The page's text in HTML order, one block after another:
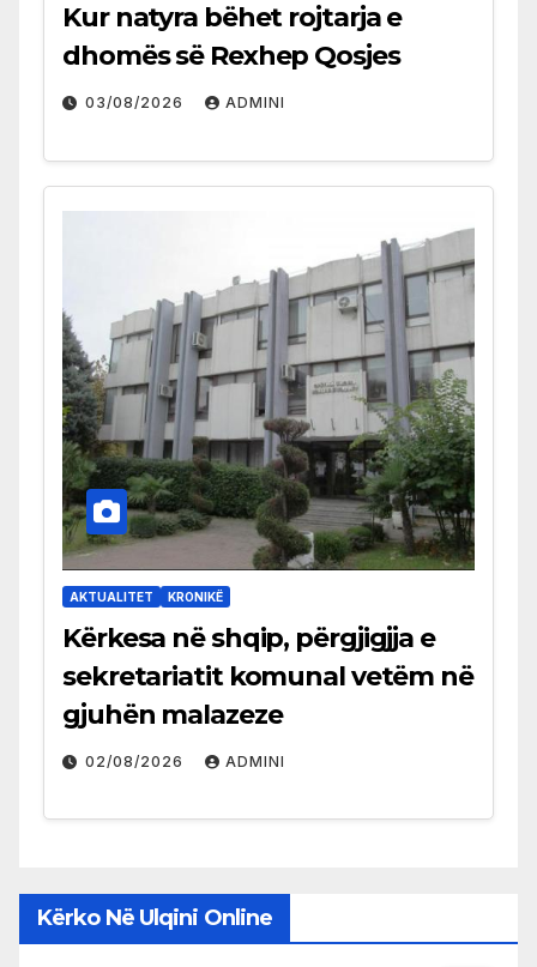
Kur natyra bëhet rojtarja e
dhomës së Rexhep Qosjes
03/08/2026 ADMINI
AKTUALITET KRONIKË
Kërkesa në shqip, përgjigjja e
sekretariatit komunal vetëm në
gjuhën malazeze
02/08/2026 ADMINI
Kërko Në Ulqini Online